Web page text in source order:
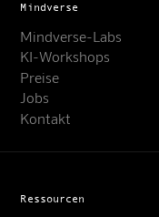
Mindverse
Mindverse-Labs
KI-Workshops
Preise
Jobs
Kontakt
Ressourcen